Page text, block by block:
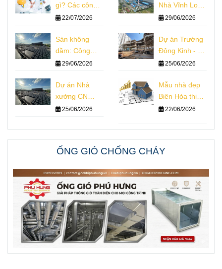
gì? Các công
ty tổng thầu
22/07/2026
Nhà Vĩnh Long
Thiết Kế Thi
29/06/2026
Sàn không
dầm: Công
nghệ, Kết cấu,
công
29/06/2026
Dự án Trường
Đông Kinh - Hà
Nội25/06/2026
Dự án Nhà
xưởng CN
Winwin
25/06/2026
Mẫu nhà đẹp
Biên Hòa thiết
kế nhà phố
22/06/2026
ỐNG GIÓ CHỐNG CHÁY